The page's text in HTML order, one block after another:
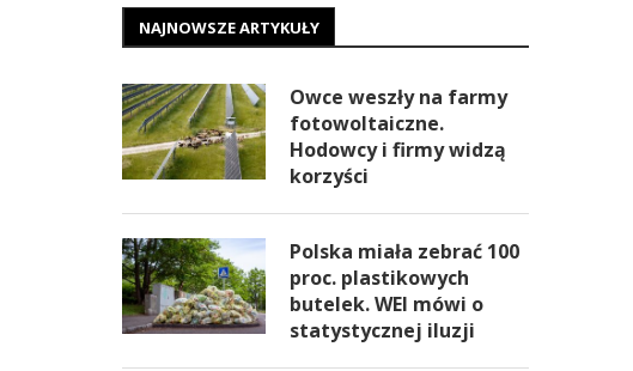
NAJNOWSZE ARTYKUŁY
Owce weszły na farmy
fotowoltaiczne.
Hodowcy i firmy widzą
korzyści
Polska miała zebrać 100
proc. plastikowych
butelek. WEI mówi o
statystycznej iluzji